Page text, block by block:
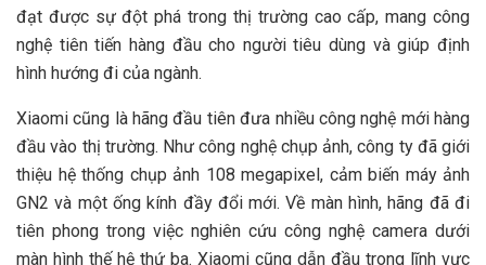
đạt được sự đột phá trong thị trường cao cấp, mang công
nghệ tiên tiến hàng đầu cho người tiêu dùng và giúp định
hình hướng đi của ngành.
Xiaomi cũng là hãng đầu tiên đưa nhiều công nghệ mới hàng
đầu vào thị trường. Như công nghệ chụp ảnh, công ty đã giới
thiệu hệ thống chụp ảnh 108 megapixel, cảm biến máy ảnh
GN2 và một ống kính đầy đổi mới. Về màn hình, hãng đã đi
tiên phong trong việc nghiên cứu công nghệ camera dưới
màn hình thế hệ thứ ba. Xiaomi cũng dẫn đầu trong lĩnh vực